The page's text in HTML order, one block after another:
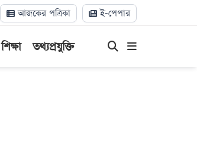
আজকের পত্রিকা ই-পেপার
শিক্ষা তথ্যপ্রযুক্তি